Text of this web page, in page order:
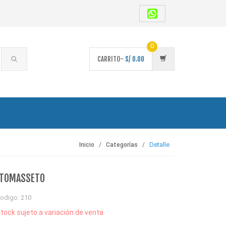
CARRITO- S/ 0.00
0
Inicio Categorías Detalle
210
sujeto a variación de venta